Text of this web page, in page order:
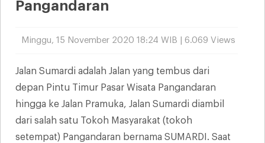
Pangandaran
Minggu, 15 November 2020 18:24 WIB | 6.069 Views
Jalan Sumardi adalah Jalan yang tembus dari
depan Pintu Timur Pasar Wisata Pangandaran
hingga ke Jalan Pramuka, Jalan Sumardi diambil
dari salah satu Tokoh Masyarakat (tokoh
setempat) Pangandaran bernama SUMARDI. Saat